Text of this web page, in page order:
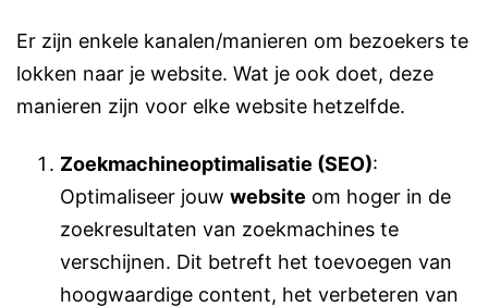
Er zijn enkele kanalen/manieren om bezoekers te
lokken naar je website. Wat je ook doet, deze
manieren zijn voor elke website hetzelfde.
Zoekmachineoptimalisatie (SEO):
Optimaliseer jouw website om hoger in de
zoekresultaten van zoekmachines te
verschijnen. Dit betreft het toevoegen van
hoogwaardige content, het verbeteren van